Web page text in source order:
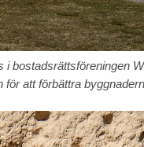
bostadsrättsföreningen
att förbättra